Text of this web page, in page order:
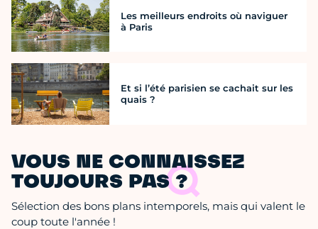
Les meilleurs endroits où naviguer
à Paris
Et si l’été parisien se cachait sur les
quais ?
VOUS NE CONNAISSEZ
TOUJOURS PAS ?
Sélection des bons plans intemporels, mais qui valent le
coup toute l'année !